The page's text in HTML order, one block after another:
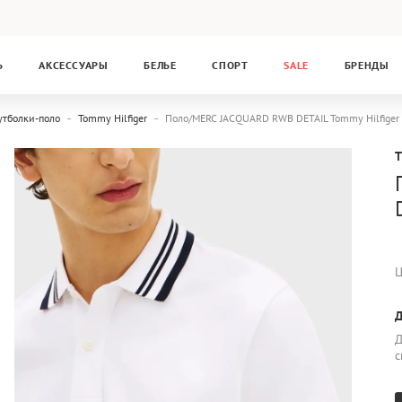
АКСЕССУАРЫ БЕЛЬЕ СПОРТ SALE БРЕНДЫ
поло Tommy Hilfiger Поло/MERC JACQUARD RWB DETAIL Tommy